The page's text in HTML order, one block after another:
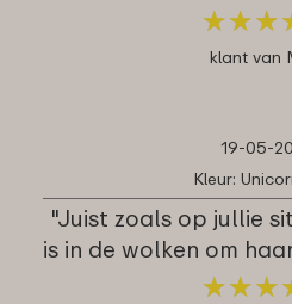
★★★
★★★
klant van
19-05-
Kleur:
"Juist zoals op jullie
is in de wolken om
★★★
★★★